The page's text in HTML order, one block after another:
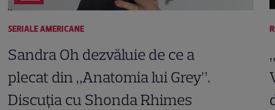
SERIALE AMERICANE
Sandra Oh dezvăluie de ce a
plecat din „Anatomia lui Grey”.
Discuția cu Shonda Rhimes